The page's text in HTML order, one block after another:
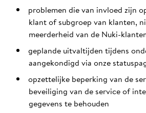
problemen die van invloed zijn
klant of subgroep van klanten,
meerderheid van de Nuki-
geplande uitvaltijden tijdens
aangekondigd via onze
opzettelijke beperking van de
beveiliging van de service of
gegevens te behouden